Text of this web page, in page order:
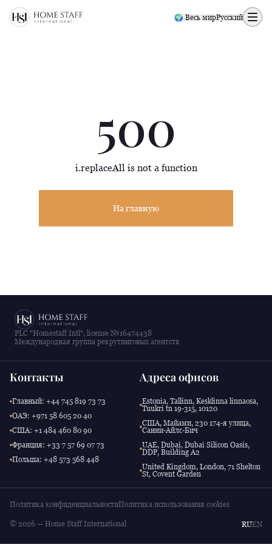
500 page
🌍 Весь мирРусский
500
i.replaceAll is not a function
На главную
PLC "Homestaff Intl", license №16474438
Международная группа рекрутинговых агентств
Контакты
Главный: +44 745 819 73 73
ОАЭ: +971 58 605 20 40
США: +1 484 460 80 90
Франция: +33 7 57 69 07 73
Польша: +48 573 568 448
Адреса офисов
Estonia, Tallinn, Kesklinna linnaosa,
Tuukri tn 19-315, 10120
США, Майами, 230 174-я улица,
Санни-Айлс-Бич
UAE, Dubai, Dubai Silicon Oasis,
DDP, Building A2
United Kingdom, London, 71 Shelton
St, Covent Garden
Политика конфиденциальностиПолитика использования cookies
© 2026 — Home Staff International RUEN